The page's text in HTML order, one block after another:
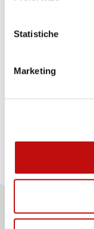
Statistiche
Marketing